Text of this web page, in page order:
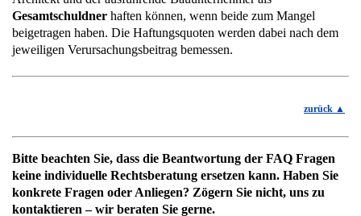
Gesamtschuldner haften können, wenn beide zum Mangel
beigetragen haben. Die Haftungsquoten werden dabei nach dem
jeweiligen Verursachungsbeitrag bemessen.
zurück
Bitte beachten Sie, dass die Beantwortung der FAQ Fragen
keine individuelle Rechtsberatung ersetzen kann. Haben Sie
konkrete Fragen oder Anliegen? Zögern Sie nicht, uns zu
kontaktieren – wir beraten Sie gerne.